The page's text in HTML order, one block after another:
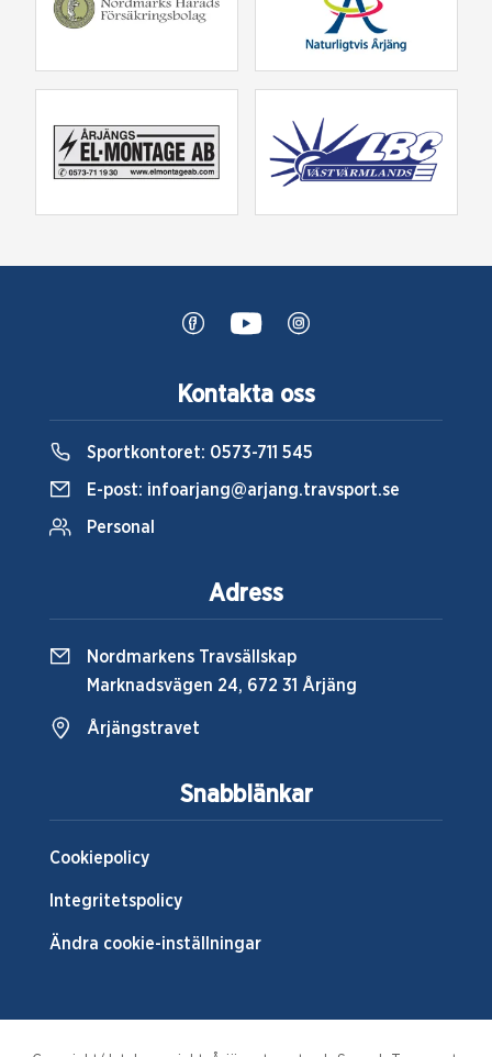
Snabblänkar
Cookiepolicy
Integritetspolicy
Ändra cookie-inställningar
Kontakta oss
Sportkontoret: 0573-711 545
E-post: infoarjang@arjang.travsport.se
Personal
Adress
Nordmarkens Travsällskap
Marknadsvägen 24, 672 31 Årjäng
Årjängstravet